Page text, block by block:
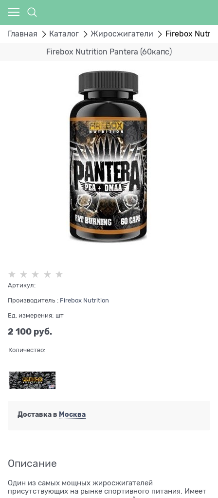
Главная Каталог Жиросжигатели Firebox
Firebox Nutrition Pantera (60капс)
Артикул:
Производитель : Firebox Nutrition
Ед. измерения: шт
2 100 руб.
Количество:
Доставка в Москва
Описание
Один из самых мощных жиросжигателей
присутствующих на рынке спортивного питания. Имеет